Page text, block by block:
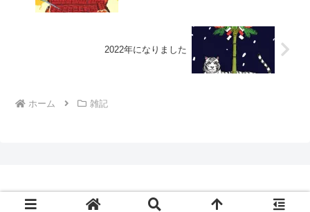
2022年になりました
ホーム 雑記
© 2018 図画放送局00.1mhz.